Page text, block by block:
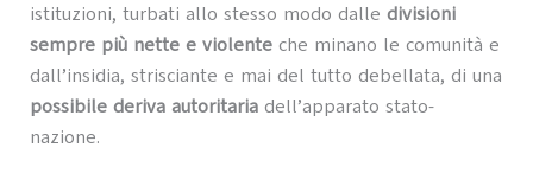
istituzioni, turbati allo stesso modo dalle divisioni
sempre più nette e violenteche minano le comunità e
dall’insidia, strisciante e mai del tutto debellata, di una
possibile deriva autoritariadell’apparato stato-
nazione.